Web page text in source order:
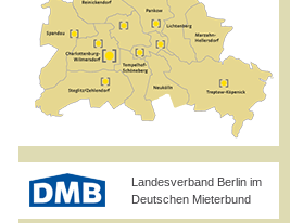
Landesverband Berlin im
Deutschen Mieterbund